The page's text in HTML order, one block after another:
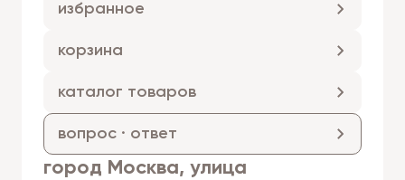
город Москва, улица
избранное
корзина
каталог товаров
вопрос · ответ